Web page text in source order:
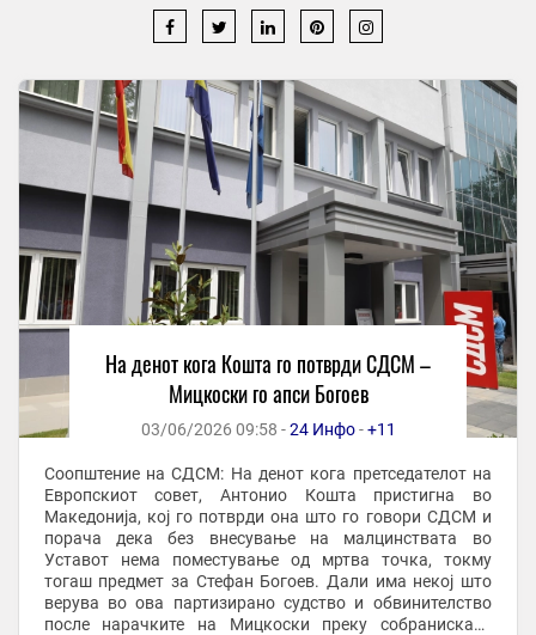
На денот кога Кошта го потврди СДСМ –
Мицкоски го апси Богоев
03/06/2026 09:58 -24 Инфо-+11
Соопштение на СДСМ: На денот кога претседателот на
Европскиот совет, Антонио Кошта пристигна во
Македонија, кој го потврди она што го говори СДСМ и
порача дека без внесување на малцинствата во
Уставот нема поместување од мртва точка, токму
тогаш предмет за Стефан Богоев. Дали има некој што
верува во ова партизирано судство и обвинителство
после нарачките на Мицкоски преку собраниската